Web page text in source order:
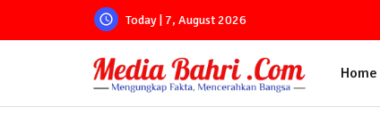
Today | 7, August 2026
Home